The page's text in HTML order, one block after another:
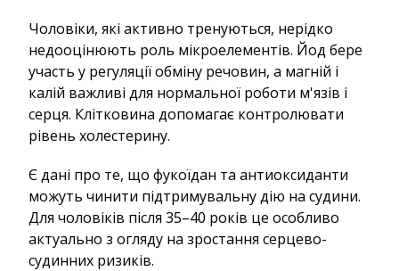
Чоловіки, які активно тренуються, нерідко
недооцінюють роль мікроелементів. Йод бере
участь у регуляції обміну речовин, а магній і
калій важливі для нормальної роботи м'язів і
серця. Клітковина допомагає контролювати
рівень холестерину.
Є дані про те, що фукоїдан та антиоксиданти
можуть чинити підтримувальну дію на судини.
Для чоловіків після 35–40 років це особливо
актуально з огляду на зростання серцево-
судинних ризиків.